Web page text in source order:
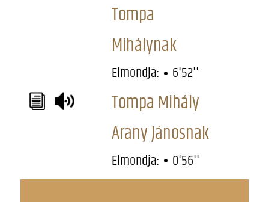
Tompa
Mihálynak
Elmondja: 6'52''
Tompa Mihály
Arany Jánosnak
Elmondja: 0'56''